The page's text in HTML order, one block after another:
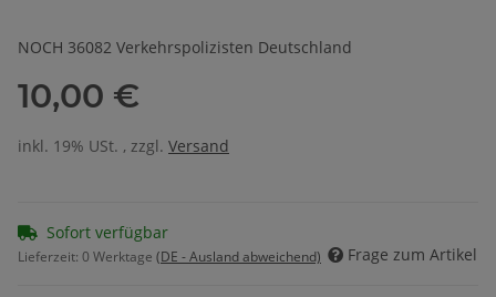
NOCH 36082 Verkehrspolizisten Deutschland
10,00 €
inkl. 19% USt. , zzgl. Versand
Sofort verfügbar
Lieferzeit: 0 Werktage (DE - Ausland abweichend) Frage zum Artikel